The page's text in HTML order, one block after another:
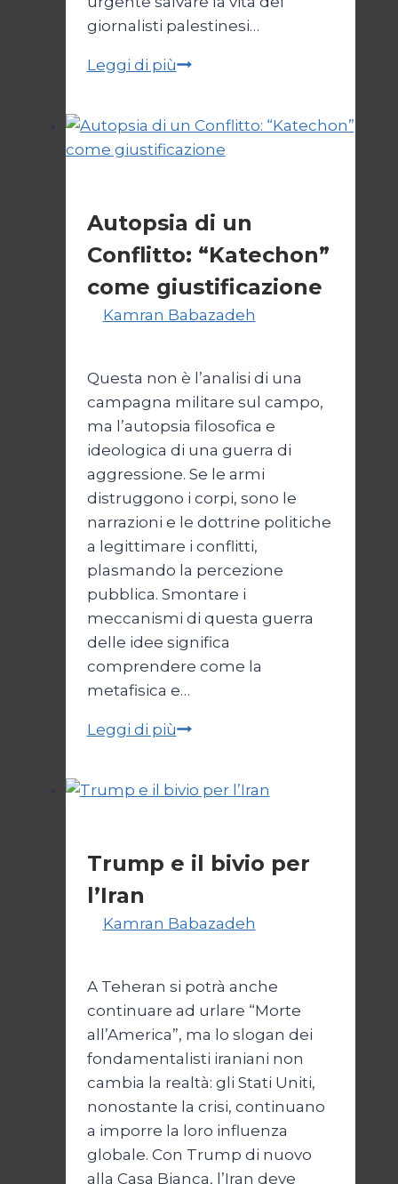
giornalisti palestinesi…
Leggi di piùGiornalisti,
da
Gaza
Autopsia di un
Conflitto: “Katechon”
come giustificazione
Kamran Babazadeh
Questa non è l’analisi di una
campagna militare sul campo,
ma l’autopsia filosofica e
ideologica di una guerra di
aggressione. Se le armi
distruggono i corpi, sono le
narrazioni e le dottrine politiche
a legittimare i conflitti,
plasmando la percezione
pubblica. Smontare i
meccanismi di questa guerra
delle idee significa
comprendere come la
metafisica e…
Leggi di piùAutopsia
Conflitto:
giustificazione
Trump e il bivio per
l’Iran
Kamran Babazadeh
A Teheran si potrà anche
continuare ad urlare “Morte
all’America”, ma lo slogan dei
fondamentalisti iraniani non
cambia la realtà: gli Stati Uniti,
nonostante la crisi, continuano
a imporre la loro influenza
globale. Con Trump di nuovo
alla Casa Bianca, l’Iran deve